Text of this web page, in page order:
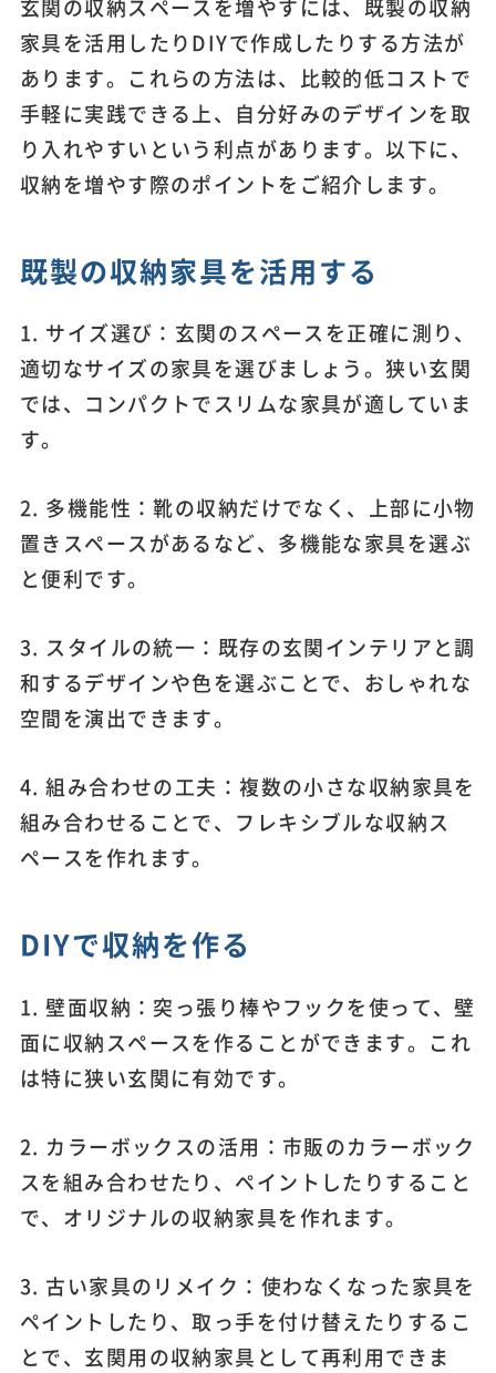
玄関の収納スペースを増やすには、既製の収納
家具を活用したりDIYで作成したりする方法が
あります。これらの方法は、比較的低コストで
手軽に実践できる上、自分好みのデザインを取
り入れやすいという利点があります。以下に、
収納を増やす際のポイントをご紹介します。
既製の収納家具を活用する
1. サイズ選び：玄関のスペースを正確に測り、
適切なサイズの家具を選びましょう。狭い玄関
では、コンパクトでスリムな家具が適していま
す。
2. 多機能性：靴の収納だけでなく、上部に小物
置きスペースがあるなど、多機能な家具を選ぶ
と便利です。
3. スタイルの統一：既存の玄関インテリアと調
和するデザインや色を選ぶことで、おしゃれな
空間を演出できます。
4. 組み合わせの工夫：複数の小さな収納家具を
組み合わせることで、フレキシブルな収納ス
ペースを作れます。
DIYで収納を作る
1. 壁面収納：突っ張り棒やフックを使って、壁
面に収納スペースを作ることができます。これ
は特に狭い玄関に有効です。
2. カラーボックスの活用：市販のカラーボック
スを組み合わせたり、ペイントしたりすること
で、オリジナルの収納家具を作れます。
3. 古い家具のリメイク：使わなくなった家具を
ペイントしたり、取っ手を付け替えたりするこ
とで、玄関用の収納家具として再利用できま